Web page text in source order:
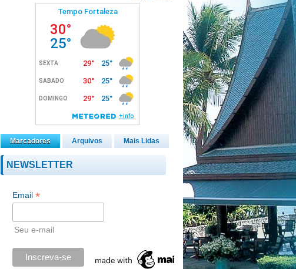
Marcadores Arquivos Mais Lidas
NEWSLETTER
Email *
Seu e-mail